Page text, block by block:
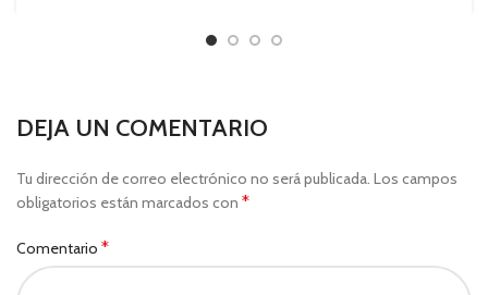
DEJA UN COMENTARIO
Tu dirección de correo electrónico no será publicada. Los campos
obligatorios están marcados con *
Comentario *